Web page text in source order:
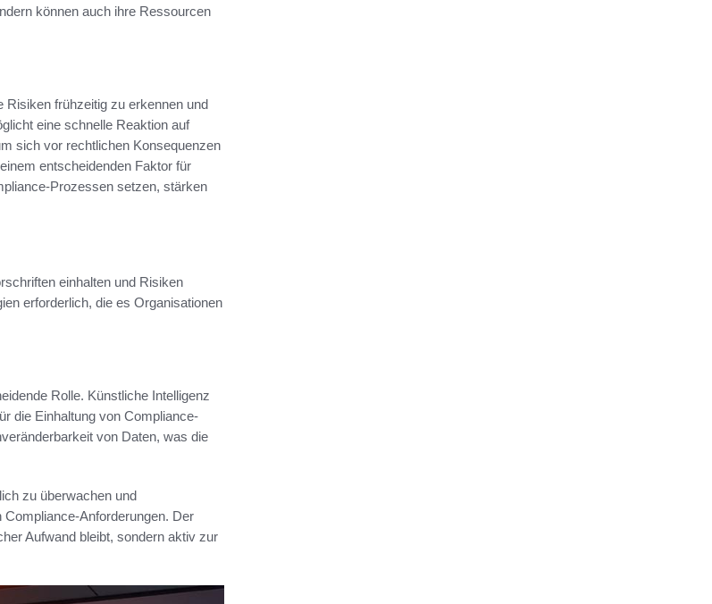
können auch ihre Ressourcen
Risiken frühzeitig zu erkennen und
eine schnelle Reaktion auf
sich vor rechtlichen Konsequenzen
entscheidenden Faktor für
Prozessen setzen, stärken
einhalten und Risiken
erforderlich, die es Organisationen
Rolle. Künstliche Intelligenz
die Einhaltung von Compliance-
von Daten, was die
zu überwachen und
Anforderungen. Der
Aufwand bleibt, sondern aktiv zur